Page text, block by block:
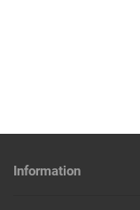
Information